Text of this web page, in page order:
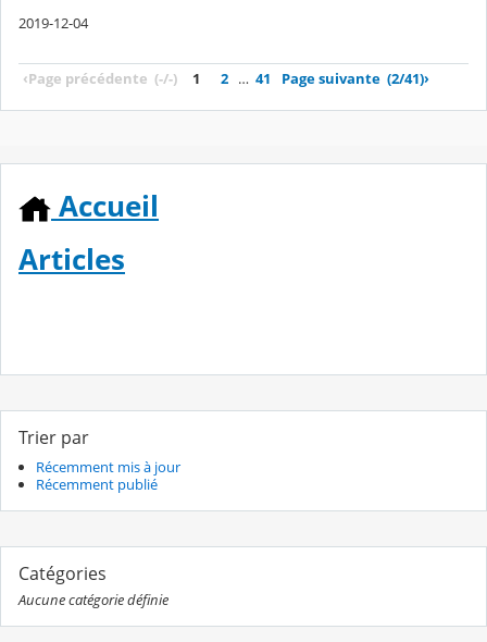
2019-12-04
‹Page précédente (-/-) 1 2 … 41 Page suivante (2/41)›
Accueil
Articles
Trier par
Récemment mis à jour
Récemment publié
Catégories
Aucune catégorie définie